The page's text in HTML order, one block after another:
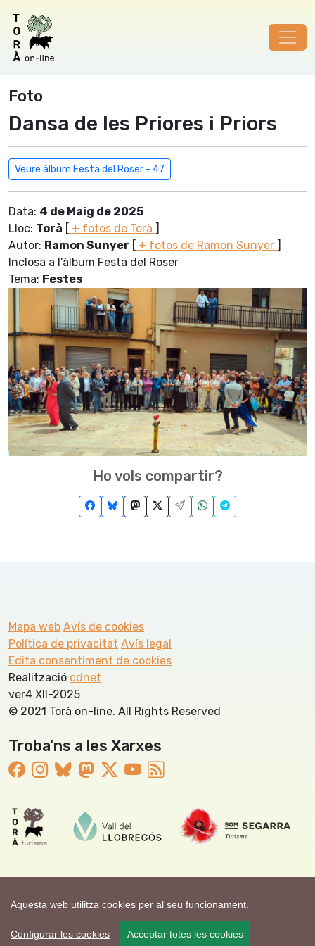
Aquesta web utilitza cookies per al seu funcionament.
Configurar les cookies Acceptar totes les cookies
Foto
Dansa de les Priores i Priors
Veure àlbum Festa del Roser - 47
Data: 4 de Maig de 2025
Lloc: Torà [ + fotos de Torà ]
Autor: Ramon Sunyer [ + fotos de Ramon Sunyer ]
Inclosa a l'àlbum Festa del Roser
Tema: Festes
Ho vols compartir?
Mapa web Avís de cookies
Política de privacitat Avís legal
Edita consentiment de cookies
Realització cdnet
ver4 XII-2025
© 2021 Torà on-line. All Rights Reserved
Troba'ns a les Xarxes